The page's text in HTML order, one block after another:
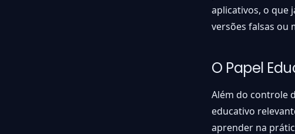
aplicativos, o que
versões falsas ou
O Papel
Além do controle
educativo
aprender na